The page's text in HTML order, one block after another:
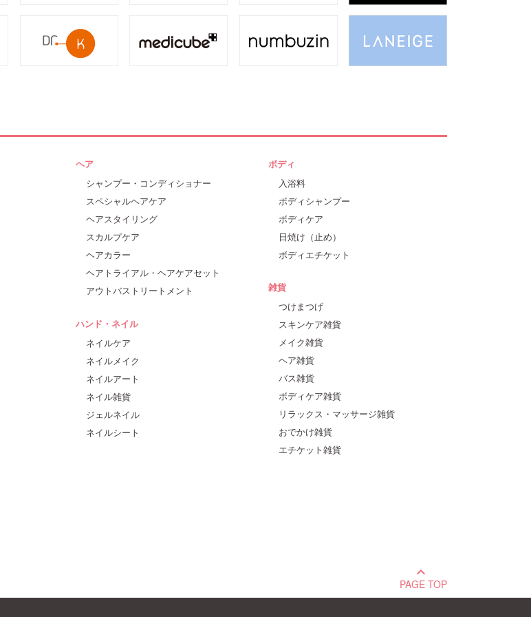
ヘア
シャンプー・コンディショナー
スペシャルヘアケア
ヘアスタイリング
スカルプケア
ヘアカラー
ヘアトライアル・ヘアケアセット
アウトバストリートメント
ボディ
入浴料
ボディシャンプー
ボディケア
日焼け（止め）
ボディエチケット
ハンド・ネイル
ネイルケア
ネイルメイク
ネイルアート
ネイル雑貨
ジェルネイル
ネイルシート
雑貨
つけまつげ
スキンケア雑貨
メイク雑貨
ヘア雑貨
バス雑貨
ボディケア雑貨
リラックス・マッサージ雑貨
おでかけ雑貨
エチケット雑貨
keyboard_arrow_up
PAGE TOP